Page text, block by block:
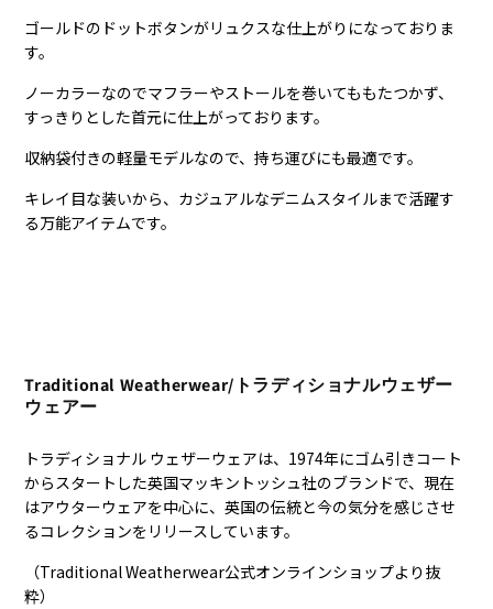
ゴールドのドットボタンがリュクスな仕上がりになっておりま
す。
ノーカラーなのでマフラーやストールを巻いてももたつかず、
すっきりとした首元に仕上がっております。
収納袋付きの軽量モデルなので、持ち運びにも最適です。
キレイ目な装いから、カジュアルなデニムスタイルまで活躍す
る万能アイテムです。
Traditional Weatherwear/トラディショナルウェザー
ウェアー
トラディショナル ウェザーウェアは、1974年にゴム引きコート
からスタートした英国マッキントッシュ社のブランドで、現在
はアウターウェアを中心に、英国の伝統と今の気分を感じさせ
るコレクションをリリースしています。
（Traditional Weatherwear公式オンラインショップより抜
粋）